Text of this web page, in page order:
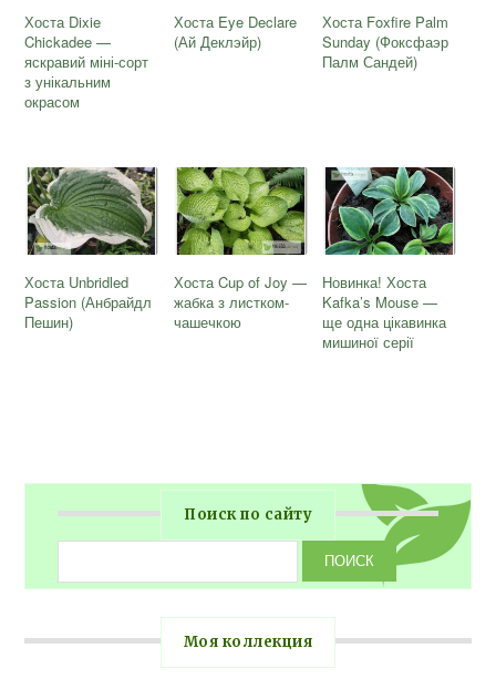
Хоста Dixie
Chickadee —
яскравий міні-сорт
з унікальним
окрасом
Хоста Eye Declare
(Ай Деклэйр)
Хоста Foxfire Palm
Sunday (Фоксфаэр
Палм Сандей)
Хоста Unbridled
Passion (Анбрайдл
Пешин)
Хоста Cup of Joy —
жабка з листком-
чашечкою
Новинка! Хоста
Kafka’s Mouse —
ще одна цікавинка
мишиної серії
Поиск по сайту
Моя коллекция